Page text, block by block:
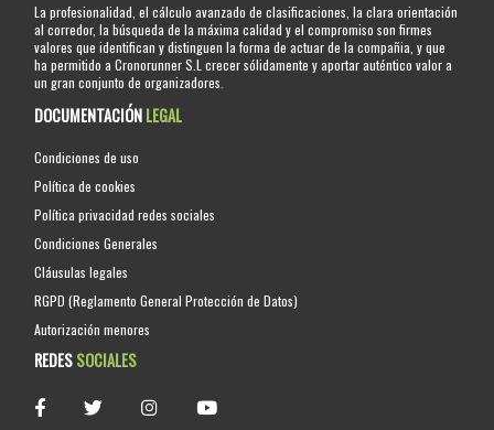
La profesionalidad, el cálculo avanzado de clasificaciones, la clara orientación
al corredor, la búsqueda de la máxima calidad y el compromiso son firmes
valores que identifican y distinguen la forma de actuar de la compañia, y que
ha permitido a Cronorunner S.L crecer sólidamente y aportar auténtico valor a
un gran conjunto de organizadores.
DOCUMENTACIÓNLEGAL
Condiciones de uso
Política de cookies
Política privacidad redes sociales
Condiciones Generales
Cláusulas legales
RGPD (Reglamento General Protección de Datos)
Autorización menores
REDESSOCIALES